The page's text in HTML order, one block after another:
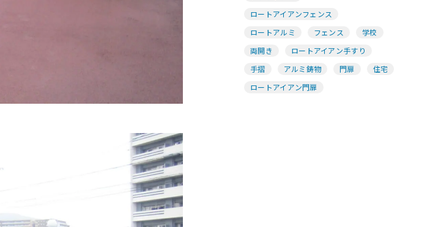
ロートアイアンフェンス
ロートアルミ
フェンス
学校
両開き
ロートアイアン手すり
手摺
アルミ鋳物 門扉
住宅
ロートアイアン門扉